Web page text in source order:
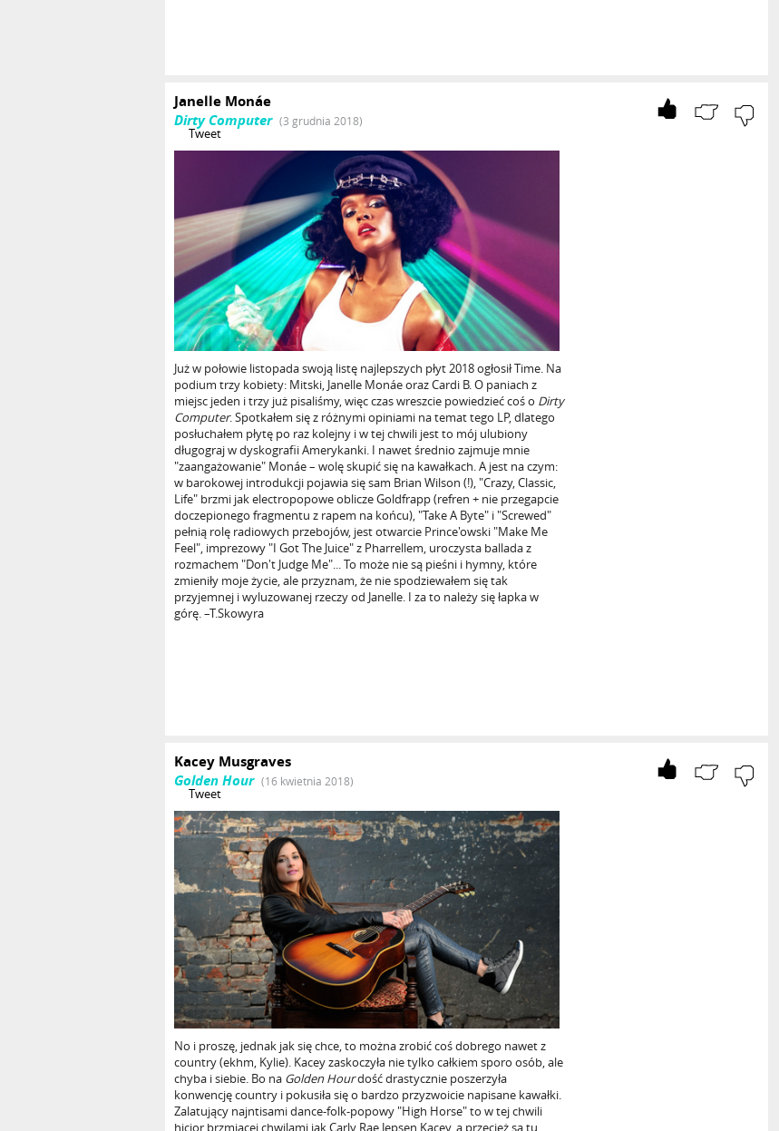
Janelle Monáe
Dirty Computer (3 grudnia 2018)
Tweet
Już w połowie listopada swoją listę najlepszych płyt 2018 ogłosił Time. Na
podium trzy kobiety: Mitski, Janelle Monáe oraz Cardi B. O paniach z
miejsc jeden i trzy już pisaliśmy, więc czas wreszcie powiedzieć coś o Dirty
Computer. Spotkałem się z różnymi opiniami na temat tego LP, dlatego
posłuchałem płytę po raz kolejny i w tej chwili jest to mój ulubiony
długograj w dyskografii Amerykanki. I nawet średnio zajmuje mnie
"zaangażowanie" Monáe – wolę skupić się na kawałkach. A jest na czym:
w barokowej introdukcji pojawia się sam Brian Wilson (!), "Crazy, Classic,
Life" brzmi jak electropopowe oblicze Goldfrapp (refren + nie przegapcie
doczepionego fragmentu z rapem na końcu), "Take A Byte" i "Screwed"
pełnią rolę radiowych przebojów, jest otwarcie Prince'owski "Make Me
Feel", imprezowy "I Got The Juice" z Pharrellem, uroczysta ballada z
rozmachem "Don't Judge Me"... To może nie są pieśni i hymny, które
zmieniły moje życie, ale przyznam, że nie spodziewałem się tak
przyjemnej i wyluzowanej rzeczy od Janelle. I za to należy się łapka w
górę. –T.Skowyra
Kacey Musgraves
Golden Hour (16 kwietnia 2018)
Tweet
No i proszę, jednak jak się chce, to można zrobić coś dobrego nawet z
country (ekhm, Kylie). Kacey zaskoczyła nie tylko całkiem sporo osób, ale
chyba i siebie. Bo na Golden Hourdość drastycznie poszerzyła
konwencję country i pokusiła się o bardzo przyzwoicie napisane kawałki.
Zalatujący najntisami dance-folk-popowy "High Horse" to w tej chwili
hicior brzmiącej chwilami jak Carly Rae Jepsen Kacey, a przecież są tu